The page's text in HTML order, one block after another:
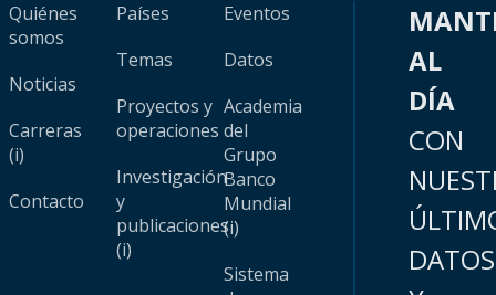
Quiénes
somos
Noticias
Carreras
(i)
Contacto
Países
Temas
Proyectos y
operaciones
Investigación
y
publicaciones
(i)
Eventos
Datos
Academia
del
Grupo
Banco
Mundial
(i)
Sistema
AL
DÍA
CON
DATOS